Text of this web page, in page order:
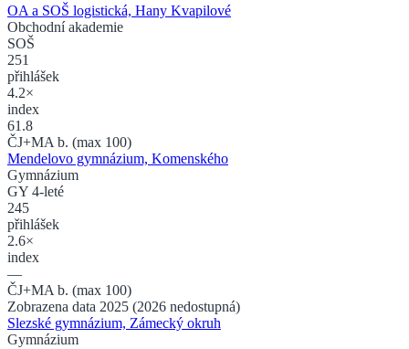
OA a SOŠ logistická, Hany Kvapilové
Obchodní akademie
SOŠ
251
přihlášek
4.2×
index
61.8
ČJ+MA b. (max 100)
Mendelovo gymnázium, Komenského
Gymnázium
GY 4-leté
245
přihlášek
2.6×
index
—
ČJ+MA b. (max 100)
Zobrazena data 2025 (2026 nedostupná)
Slezské gymnázium, Zámecký okruh
Gymnázium